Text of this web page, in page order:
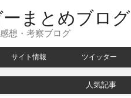
まとめブログ
想・考察ブログ
サイト情報 ツイッター
人気記事